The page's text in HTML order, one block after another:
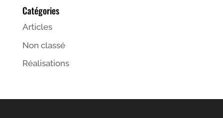
Catégories
Articles
Non classé
Réalisations